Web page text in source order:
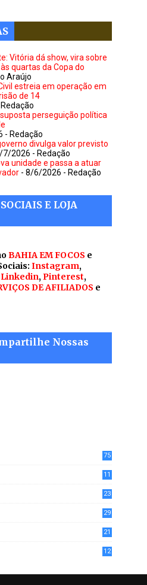
Vitória dá show, vira sobre
quartas da Copa do
Araújo
estreia em operação em
de 14
perseguição política
- Redação
divulga valor previsto
7/2026 - Redação
unidade e passa a atuar
- 8/6/2026 - Redação
E LOJA
BAHIA EM FOCOS e
Instagram,
Linkedin,Pinterest,
DE AFILIADOS e
Nossas
75
11
23
29
21
12